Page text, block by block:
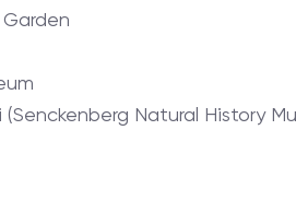
(Senckenberg Natural History